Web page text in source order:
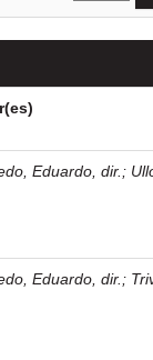
Eduardo, dir. ;
Eduardo, dir. ;